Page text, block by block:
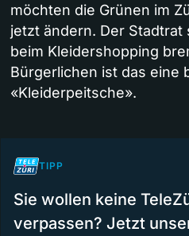
möchten die Grünen im
jetzt ändern. Der Stadtrat
beim Kleidershopping
Bürgerlichen ist das eine
«Kleiderpeitsche».
TIPP
Sie wollen keine
verpassen? Jetzt